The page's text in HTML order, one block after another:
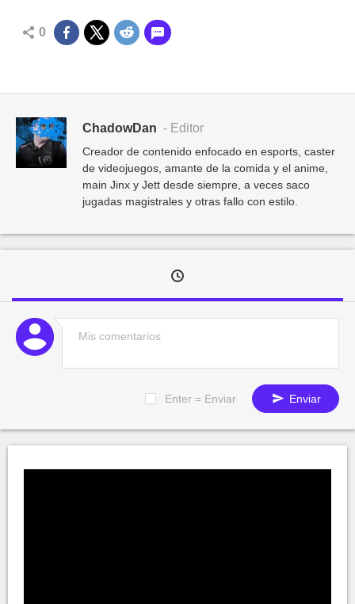
0
ChadowDan - Editor
Creador de contenido enfocado en esports, caster
de videojuegos, amante de la comida y el anime,
main Jinx y Jett desde siempre, a veces saco
jugadas magistrales y otras fallo con estilo.
Enter = Enviar Enviar